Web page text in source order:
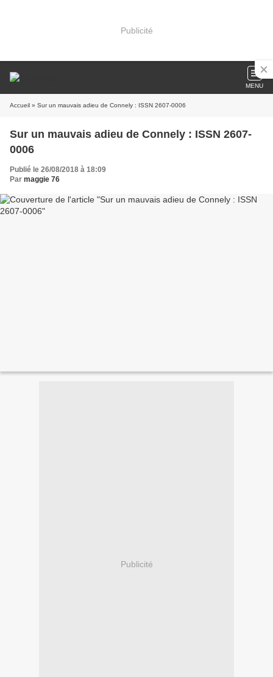
Publicité
MENU
Accueil » Sur un mauvais adieu de Connely : ISSN 2607-0006
Sur un mauvais adieu de Connely : ISSN 2607-
0006
Publié le 26/08/2018 à 18:09
Par maggie 76
Publicité